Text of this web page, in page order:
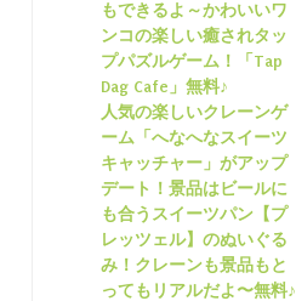
もできるよ～かわいいワ
ンコの楽しい癒されタッ
プパズルゲーム！「Tap
Dag Cafe」無料♪
人気の楽しいクレーンゲ
ーム「へなへなスイーツ
キャッチャー」がアップ
デート！景品はビールに
も合うスイーツパン【プ
レッツェル】のぬいぐる
み！クレーンも景品もと
ってもリアルだよ〜無料♪